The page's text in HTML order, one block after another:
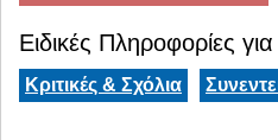
Ειδικές Πληροφορίες
Κριτικές & Σχόλια